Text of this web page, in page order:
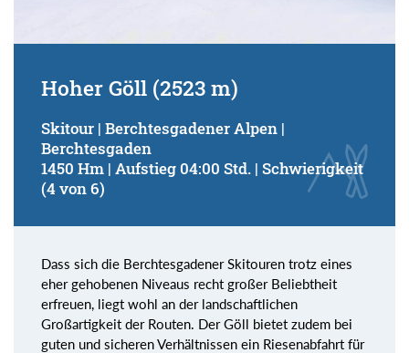
Hoher Göll (2523 m)
Skitour | Berchtesgadener Alpen |
Berchtesgaden
1450 Hm | Aufstieg 04:00 Std. | Schwierigkeit
(4 von 6)
Dass sich die Berchtesgadener Skitouren trotz eines
eher gehobenen Niveaus recht großer Beliebtheit
erfreuen, liegt wohl an der landschaftlichen
Großartigkeit der Routen. Der Göll bietet zudem bei
guten und sicheren Verhältnissen ein Riesenabfahrt für